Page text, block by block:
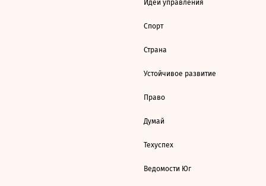
Идеи управления
Спорт
Страна
Устойчивое развитие
Право
Думай
Техуспех
Ведомости Юг